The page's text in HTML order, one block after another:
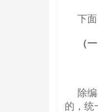
下
（
除
的，统